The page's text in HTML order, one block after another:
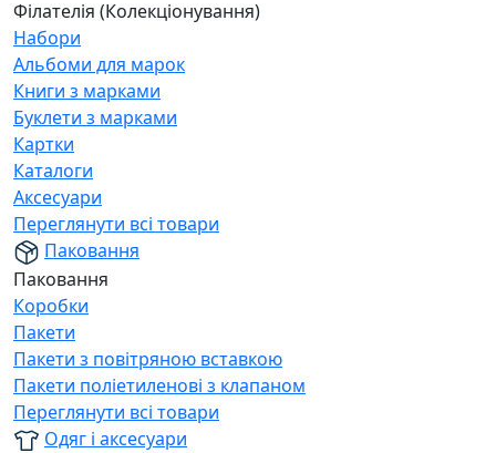
Філателія (Колекціонування)
Набори
Альбоми для марок
Книги з марками
Буклети з марками
Картки
Каталоги
Аксесуари
Переглянути всі товари
Паковання
Паковання
Коробки
Пакети
Пакети з повітряною вставкою
Пакети поліетиленові з клапаном
Переглянути всі товари
Одяг і аксесуари